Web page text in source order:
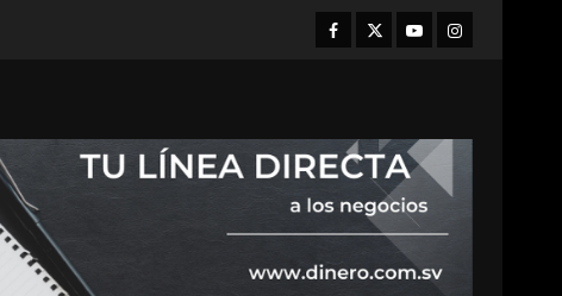
Facebook
TwitterYoutubeInstagram